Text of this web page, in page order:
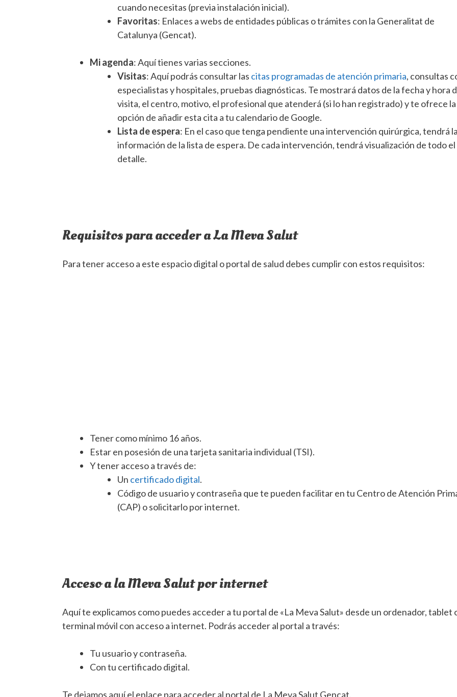
cuando necesitas (previa instalación inicial).
Favoritas: Enlaces a webs de entidades públicas o trámites con la Generalitat de
Catalunya (Gencat).
Mi agenda: Aquí tienes varias secciones.
Visitas: Aquí podrás consultar las citas programadas de atención primaria, consultas
especialistas y hospitales, pruebas diagnósticas. Te mostrará datos de la fecha y hora
visita, el centro, motivo, el profesional que atenderá (si lo han registrado) y te ofrece la
opción de añadir esta cita a tu calendario de Google.
Lista de espera: En el caso que tenga pendiente una intervención quirúrgica, tendrá la
información de la lista de espera. De cada intervención, tendrá visualización de todo el
detalle.
Requisitos para acceder a La Meva Salut
Para tener acceso a este espacio digital o portal de salud debes cumplir con estos requisitos:
Tener como mínimo 16 años.
Estar en posesión de una tarjeta sanitaria individual (TSI).
Y tener acceso a través de:
Un certificado digital.
Código de usuario y contraseña que te pueden facilitar en tu Centro de Atención
(CAP) o solicitarlo por internet.
Acceso a la Meva Salut por internet
Aquí te explicamos como puedes acceder a tu portal de «La Meva Salut» desde un ordenador, tablet
terminal móvil con acceso a internet. Podrás acceder al portal a través:
Tu usuario y contraseña.
Con tu certificado digital.
Te dejamos aquí el enlace para acceder al portal de La Meva Salut Gencat.